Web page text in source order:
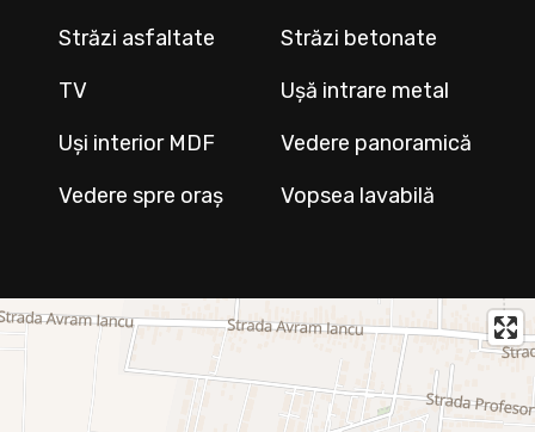
Străzi asfaltate
Străzi betonate
TV
Ușă intrare metal
Uși interior MDF
Vedere panoramică
Vedere spre oraș
Vopsea lavabilă